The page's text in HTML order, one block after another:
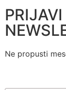
Ne propusti